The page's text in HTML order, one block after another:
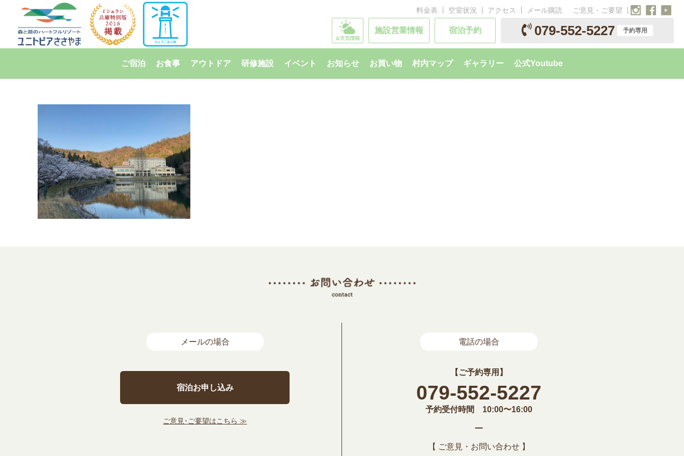
ご宿泊 お食事 アウトドア 研修施設 イベント お知らせ お買い物 村内マップ ギャラリー 公式Youtube
料金表 空室状況 アクセス メール購読 ご意見・ご要望
施設営業情報 宿泊予約 079-552-5227 予約専用
メールの場合
宿泊お申し込み
ご意見･ご要望はこちら ≫
電話の場合
【ご予約専用】
079-552-5227
予約受付時間 10:00〜16:00
【 ご意見・お問い合わせ 】